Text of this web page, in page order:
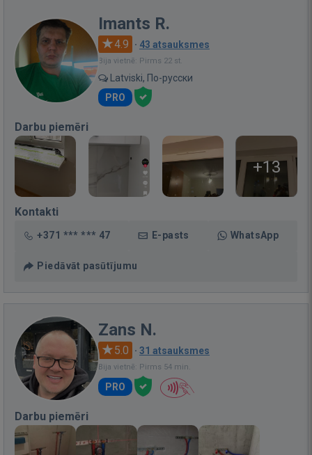
Imants R.
4.9 · 43 atsauksmes
Bija vietnē: Pirms 22 st.
Latviski, По-русски
PRO
Darbu piemēri
+13
Kontakti
+371 *** *** 47 E-pasts WhatsApp
Piedāvāt pasūtījumu
Zans N.
5.0 · 31 atsauksmes
Bija vietnē: Pirms 54 min.
PRO
Darbu piemēri